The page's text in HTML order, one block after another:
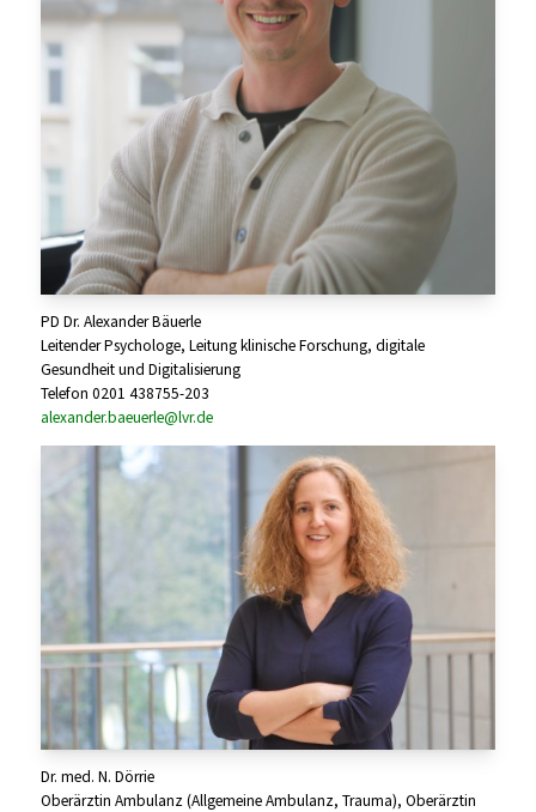
PD Dr. Alexander Bäuerle
Leitender Psychologe, Leitung klinische Forschung, digitale
Gesundheit und Digitalisierung
Telefon 0201 438755-203
alexander.baeuerle@lvr.de
Dr. med. N. Dörrie
Oberärztin Ambulanz (Allgemeine Ambulanz, Trauma), Oberärztin